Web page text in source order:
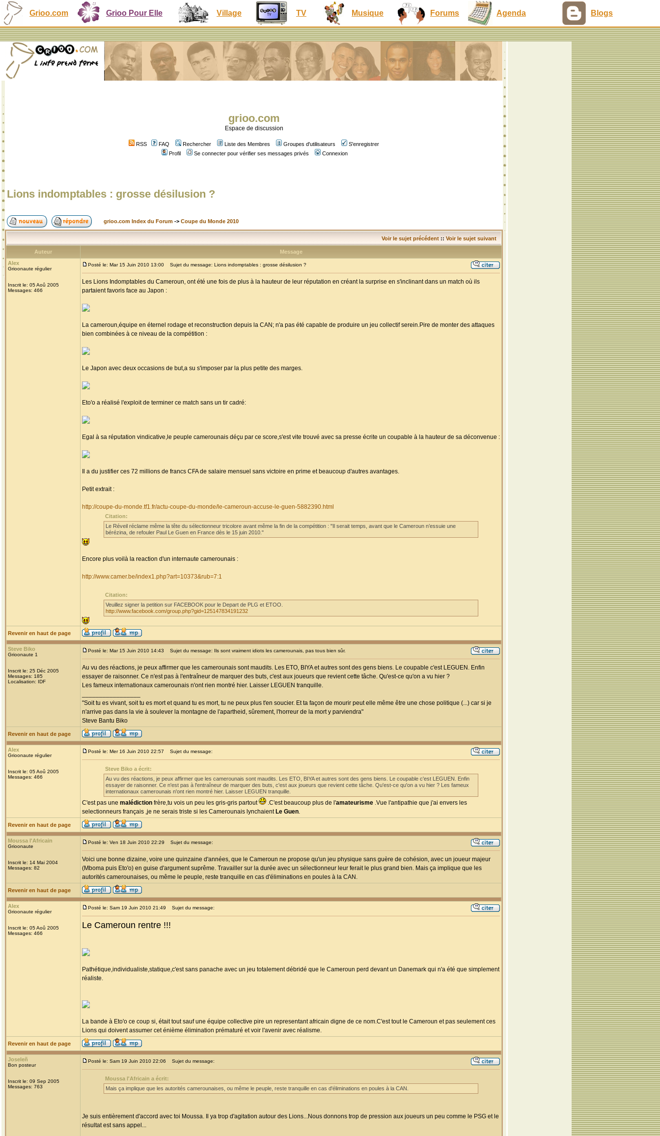
Grioo.com Grioo Pour Elle Village TV Musique Forums Agenda Blogs
grioo.com
Espace de discussion
RSS FAQ Rechercher Liste des Membres Groupes d'utilisateurs
S'enregistrer
Profil
Se connecter pour vérifier ses messages privés Connexion
Lions indomptables : grosse désilusion ?
grioo.com Index du Forum -> Coupe du Monde 2010
Voir le sujet précédent :: Voir le sujet suivant
Auteur
Message
Alex
Grioonaute régulier
Inscrit le: 05 Aoû 2005
Messages: 466
Posté le: Mar 15 Juin 2010 13:00 Sujet du message: Lions indomptables : grosse désilusion ?
Les Lions Indomptables du Cameroun, ont été une fois de plus à la hauteur de leur réputation en créant la surprise en s'inclinant dans un match où ils
partaient favoris face au Japon :
La cameroun,équipe en éternel rodage et reconstruction depuis la CAN; n'a pas été capable de produire un jeu collectif serein.Pire de monter des attaques
bien combinées à ce niveau de la compétition :
Le Japon avec deux occasions de but,a su s'imposer par la plus petite des marges.
Eto'o a réalisé l'exploit de terminer ce match sans un tir cadré:
Egal à sa réputation vindicative,le peuple camerounais déçu par ce score,s'est vite trouvé avec sa presse écrite un coupable à la hauteur de sa déconvenue :
Il a du justifier ces 72 millions de francs CFA de salaire mensuel sans victoire en prime et beaucoup d'autres avantages.
Petit extrait :
http://coupe-du-monde.tf1.fr/actu-coupe-du-monde/le-cameroun-accuse-le-guen-5882390.html
Citation:
Le Réveil réclame même la tête du sélectionneur tricolore avant même la fin de la compétition : "Il serait temps, avant que le Cameroun n’essuie une
bérézina, de refouler Paul Le Guen en France dès le 15 juin 2010."
Encore plus voilà la reaction d'un internaute camerounais :
http://www.camer.be/index1.php?art=10373&rub=7:1
Citation:
Veuillez signer la petition sur FACEBOOK pour le Depart de PLG et ETOO.
http://www.facebook.com/group.php?gid=125147834191232
Revenir en haut de page
Steve Biko
Grioonaute 1
Inscrit le: 25 Déc 2005
Messages: 185
Localisation: IDF
Posté le: Mar 15 Juin 2010 14:43 Sujet du message: Ils sont vraiment idiots les camerounais, pas tous bien sûr.
Au vu des réactions, je peux affirmer que les camerounais sont maudits. Les ETO, BIYA et autres sont des gens biens. Le coupable c'est LEGUEN. Enfin
essayer de raisonner. Ce n'est pas à l'entraîneur de marquer des buts, c'est aux joueurs que revient cette tâche. Qu'est-ce qu'on a vu hier ?
Les fameux internationaux camerounais n'ont rien montré hier. Laisser LEGUEN tranquille.
"Soit tu es vivant, soit tu es mort et quand tu es mort, tu ne peux plus t'en soucier. Et ta façon de mourir peut elle même être une chose politique (...) car si je
n'arrive pas dans la vie à soulever la montagne de l'apartheid, sûrement, l'horreur de la mort y parviendra"
Steve Bantu Biko
Revenir en haut de page
Alex
Grioonaute régulier
Inscrit le: 05 Aoû 2005
Messages: 466
Posté le: Mer 16 Juin 2010 22:57 Sujet du message:
Steve Biko a écrit:
Au vu des réactions, je peux affirmer que les camerounais sont maudits. Les ETO, BIYA et autres sont des gens biens. Le coupable c'est LEGUEN. Enfin
essayer de raisonner. Ce n'est pas à l'entraîneur de marquer des buts, c'est aux joueurs que revient cette tâche. Qu'est-ce qu'on a vu hier ? Les fameux
internationaux camerounais n'ont rien montré hier. Laisser LEGUEN tranquille.
C'est pas une malédiction frère,tu vois un peu les gris-gris partout .C'est beaucoup plus de l'amateurisme .Vue l'antipathie que j'ai envers les
selectionneurs français ,je ne serais triste si les Camerounais lynchaient Le Guen.
Revenir en haut de page
Moussa l'Africain
Grioonaute
Inscrit le: 14 Mai 2004
Messages: 82
Posté le: Ven 18 Juin 2010 22:29 Sujet du message:
Voici une bonne dizaine, voire une quinzaine d'années, que le Cameroun ne propose qu'un jeu physique sans guère de cohésion, avec un joueur majeur
(Mboma puis Eto'o) en guise d'argument suprême. Travailler sur la durée avec un sélectionneur leur ferait le plus grand bien. Mais ça implique que les
autorités camerounaises, ou même le peuple, reste tranquille en cas d'éliminations en poules à la CAN.
Revenir en haut de page
Alex
Grioonaute régulier
Inscrit le: 05 Aoû 2005
Messages: 466
Posté le: Sam 19 Juin 2010 21:49 Sujet du message:
Le Cameroun rentre !!!
Pathétique,individualiste,statique,c'est sans panache avec un jeu totalement débridé que le Cameroun perd devant un Danemark qui n'a été que simplement
réaliste.
La bande à Eto'o ce coup si, était tout sauf une équipe collective pire un representant africain digne de ce nom.C'est tout le Cameroun et pas seulement ces
Lions qui doivent assumer cet énième élimination prématuré et voir l'avenir avec réalisme.
Revenir en haut de page
Joseleñ
Bon posteur
Inscrit le: 09 Sep 2005
Messages: 763
Posté le: Sam 19 Juin 2010 22:06 Sujet du message:
Moussa l'Africain a écrit:
Mais ça implique que les autorités camerounaises, ou même le peuple, reste tranquille en cas d'éliminations en poules à la CAN.
Je suis entièrement d'accord avec toi Moussa. Il ya trop d'agitation autour des Lions...Nous donnons trop de pression aux joueurs un peu comme le PSG et le
résultat est sans appel...